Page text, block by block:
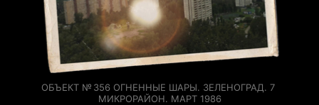
ОБЪЕКТ № 356 ОГНЕННЫЕ ШАРЫ. ЗЕЛЕНОГРАД. 7
МИКРОРАЙОН. МАРТ 1986